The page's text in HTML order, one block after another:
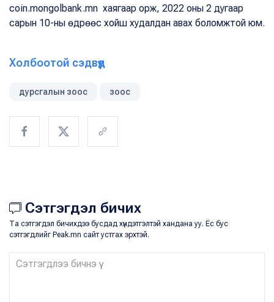
coin.mongolbank.mn хаягаар орж, 2022 оны 2 дугаар
сарын 10-ны өдрөөс хойш худалдан авах боломжтой юм.
Холбоотой сэдвүүд
дурсгалын зоос зоос
Сэтгэгдэл бичих
Та сэтгэгдэл бичихдээ бусдад хүндэтгэлтэй хандана уу. Ёс бус
сэтгэгдлийг Peak.mn сайт устгах эрхтэй.